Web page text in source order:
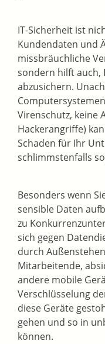
IT-Sicherheit ist
Kundendaten und
missbräuchliche
sondern hilft auch,
abzusichern.
Virenschutz, keine
Hackerangriffe)
Schaden für Ihr
schlimmstenfalls
Besonders wenn
sensible Daten
zu
sich gegen
durch
Mitarbeitende,
andere mobile
Verschlüsselung
diese Geräte
gehen und so in
können.